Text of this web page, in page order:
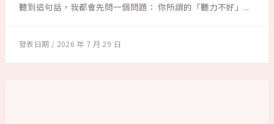
聽到這句話，我都會先問一個問題： 你所謂的「聽力不好」...
2026 年 7 月 29 日